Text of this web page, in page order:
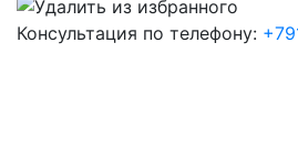
Консультация по телефону: